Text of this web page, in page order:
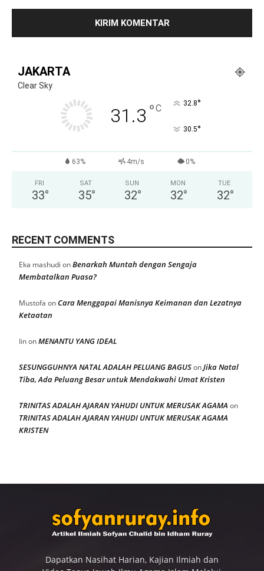
JAKARTA
Clear Sky
31.3 °C 32.8°
30.5°
63% 4m/s 0%
FRI
33°
SAT
35°
SUN
32°
MON
32°
TUE
32°
RECENT COMMENTS
Eka mashudi onBenarkah Muntah dengan Sengaja
Membatalkan Puasa?
Mustofa onCara Menggapai Manisnya Keimanan dan Lezatnya
Ketaatan
IinonMENANTU YANG IDEAL
SESUNGGUHNYA NATAL ADALAH PELUANG BAGUSonJika Natal
Tiba, Ada Peluang Besar untuk Mendakwahi Umat Kristen
TRINITAS ADALAH AJARAN YAHUDI UNTUK MERUSAK AGAMA on
TRINITAS ADALAH AJARAN YAHUDI UNTUK MERUSAK AGAMA
KRISTEN
Dapatkan Nasihat Harian, Kajian Ilmiah dan